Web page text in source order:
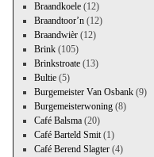
Braandkoele(12)
Braandtoor’n(12)
Braandwièr(12)
Brink(105)
Brinkstroate(13)
Bultie(5)
Burgemeister Van Osbank(9)
Burgemeisterwoning(8)
Café Balsma(20)
Café Barteld Smit(1)
Café Berend Slagter(4)